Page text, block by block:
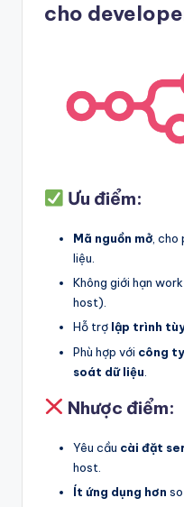
cho
Ưu điểm:
Mã nguồn mở , cho
liệu.
Không giới hạn
host).
Hỗ trợ lập trình
Phù hợp với công
soát dữ liệu
Nhược điểm:
Yêu cầu cài đặt
host.
Ít ứng dụng hơn